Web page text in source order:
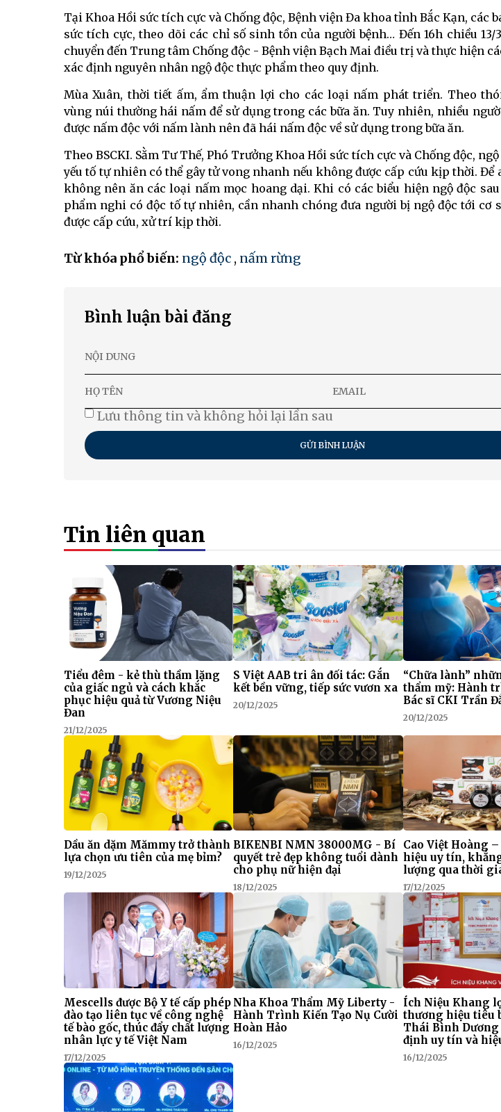
Tại Khoa Hồi sức tích cực và Chống độc, Bệnh viện Đa khoa tỉnh Bắc Kạn, các
sức tích cực, theo dõi các chỉ số sinh tồn của người bệnh… Đến 16h chiều 13/
chuyển đến Trung tâm Chống độc - Bệnh viện Bạch Mai điều trị và thực hiện
xác định nguyên nhân ngộ độc thực phẩm theo quy định.
Mùa Xuân, thời tiết ấm, ẩm thuận lợi cho các loại nấm phát triển. Theo
vùng núi thường hái nấm để sử dụng trong các bữa ăn. Tuy nhiên, nhiều
được nấm độc với nấm lành nên đã hái nấm độc về sử dụng trong bữa ăn.
Theo BSCKI. Sằm Tư Thế, Phó Trưởng Khoa Hồi sức tích cực và Chống độc,
yếu tố tự nhiên có thể gây tử vong nhanh nếu không được cấp cứu kịp thời. Để
không nên ăn các loại nấm mọc hoang dại. Khi có các biểu hiện ngộ độc
phẩm nghi có độc tố tự nhiên, cần nhanh chóng đưa người bị ngộ độc tới cơ
được cấp cứu, xử trí kịp thời.
Từ khóa phổ biến: ngộ độc , nấm rừng
Bình luận bài đăng
Lưu thông tin và không hỏi lại lần sau
GỬI BÌNH LUẬN
Tin liên quan
Tiểu đêm - kẻ thù thầm lặng
của giấc ngủ và cách khắc
phục hiệu quả từ Vương Niệu
Đan
21/12/2025
S Việt AAB tri ân đối tác: Gắn
kết bền vững, tiếp sức vươn xa
20/12/2025
“Chữa lành”
thẩm mỹ: Hành
Bác sĩ CKI Trần
20/12/2025
Dầu ăn dặm Mămmy trở thành
lựa chọn ưu tiên của mẹ bỉm?
19/12/2025
BIKENBI NMN 38000MG - Bí
quyết trẻ đẹp không tuổi dành
cho phụ nữ hiện đại
18/12/2025
Cao Việt Hoàng
hiệu uy tín,
lượng qua thời
17/12/2025
Mescells được Bộ Y tế cấp phép
đào tạo liên tục về công nghệ
tế bào gốc, thúc đẩy chất lượng
nhân lực y tế Việt Nam
17/12/2025
Nha Khoa Thẩm Mỹ Liberty -
Hành Trình Kiến Tạo Nụ Cười
Hoàn Hảo
16/12/2025
Ích Niệu Khang
thương hiệu tiêu
Thái Bình Dương
định uy tín và
16/12/2025